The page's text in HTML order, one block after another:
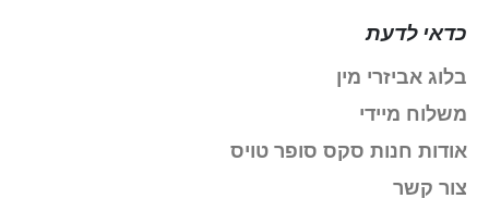
כדאי לדעת
בלוג אביזרי מין
משלוח מיידי
אודות חנות סקס סופר טויס
צור קשר